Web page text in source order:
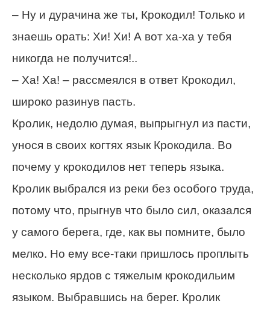
– Ну и дурачина же ты, Крокодил! Только и
знаешь орать: Хи! Хи! А вот ха-ха у тебя
никогда не получится!..
– Ха! Ха! – рассмеялся в ответ Крокодил,
широко разинув пасть.
Кролик, недолю думая, выпрыгнул из пасти,
унося в своих когтях язык Крокодила. Во
почему у крокодилов нет теперь языка.
Кролик выбрался из реки без особого труда,
потому что, прыгнув что было сил, оказался
у самого берега, где, как вы помните, было
мелко. Но ему все-таки пришлось проплыть
несколько ярдов с тяжелым крокодильим
языком. Выбравшись на берег. Кролик